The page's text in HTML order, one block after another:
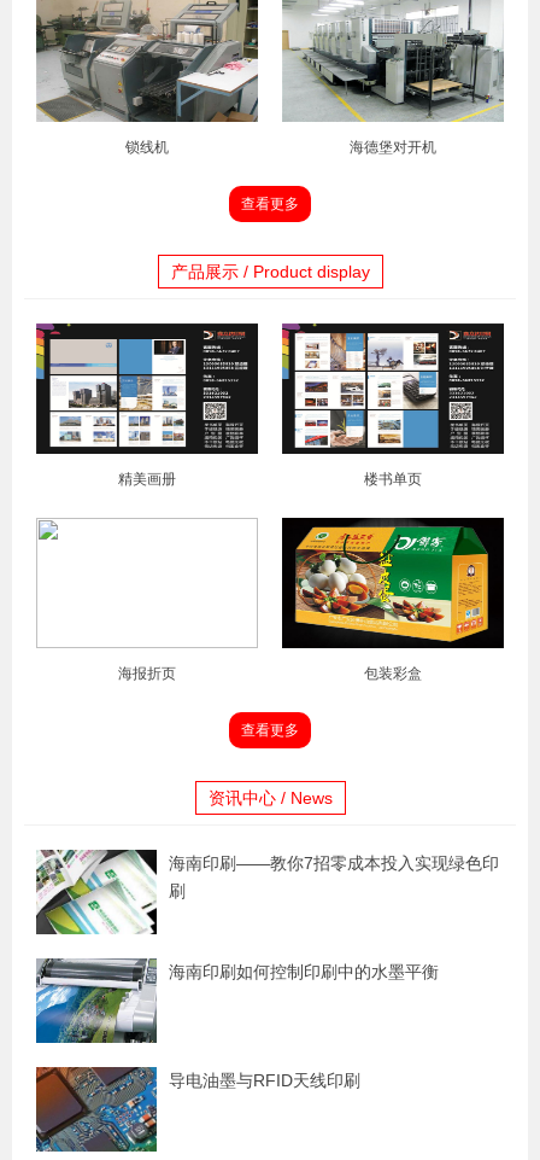
锁线机 海德堡对开机
查看更多
产品展示 / Product display
精美画册 楼书单页
海报折页 包装彩盒
查看更多
资讯中心 / News
海南印刷——教你7招零成本投入实现绿色印
刷
海南印刷如何控制印刷中的水墨平衡
导电油墨与RFID天线印刷